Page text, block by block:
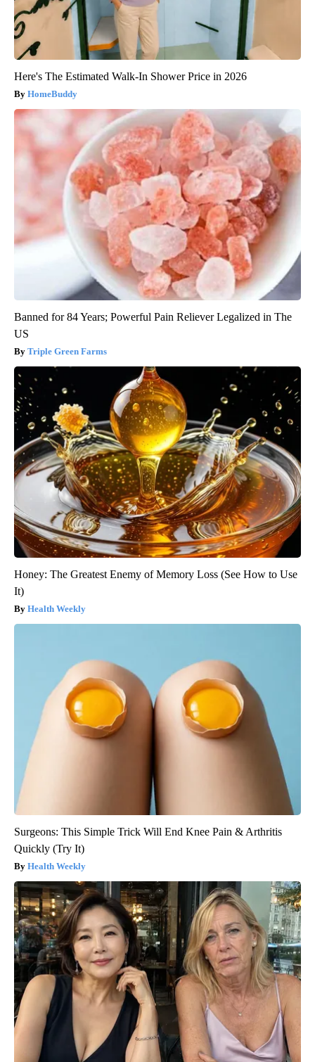
Here's The Estimated Walk-In Shower Price in 2026
HomeBuddy
Banned for 84 Years; Powerful Pain Reliever Legalized in The
US
Triple Green Farms
Honey: The Greatest Enemy of Memory Loss (See How to Use
It)
Health Weekly
Surgeons: This Simple Trick Will End Knee Pain & Arthritis
Quickly (Try It)
Health Weekly